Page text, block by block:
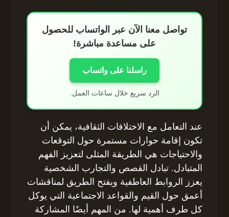
تواصل معنا الآن عبر الواتساب للحصول
على مساعدة مباشرة!
راسلنا على واتساب
الرد سريع خلال ساعات العمل.
عند التعامل مع الاختلافات الثقافية، يمكن أن
تكون إقامة حوارات مستمرة حول التوقعات
والاحتياجات هي الطريقة المثلى لتعزيز الفهم
المتبادل. تبادل القصص والتجارب الشخصية
يعزز الروابط العاطفية ويفتح الطريق لمناقشات
أعمق حول القيم والقواعد الاجتماعية التي يوكل
كل طرف أهمية لها. من المهم أيضًا المشاركة